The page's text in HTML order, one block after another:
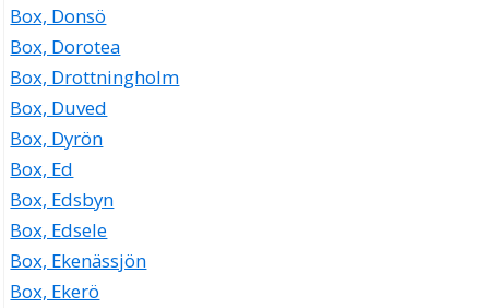
Box, Donsö
Box, Dorotea
Box, Drottningholm
Box, Duved
Box, Dyrön
Box, Ed
Box, Edsbyn
Box, Edsele
Box, Ekenässjön
Box, Ekerö